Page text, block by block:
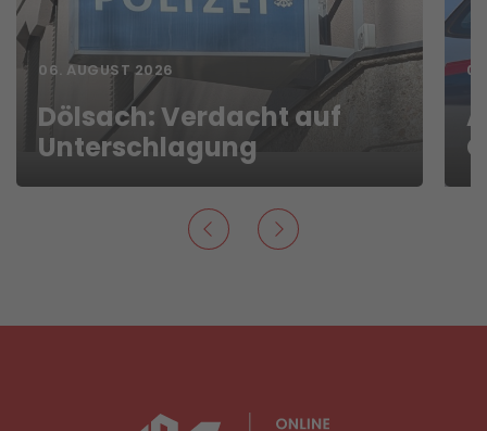
06. AUGUST 2026
Dölsach: Verdacht auf
Unterschlagung